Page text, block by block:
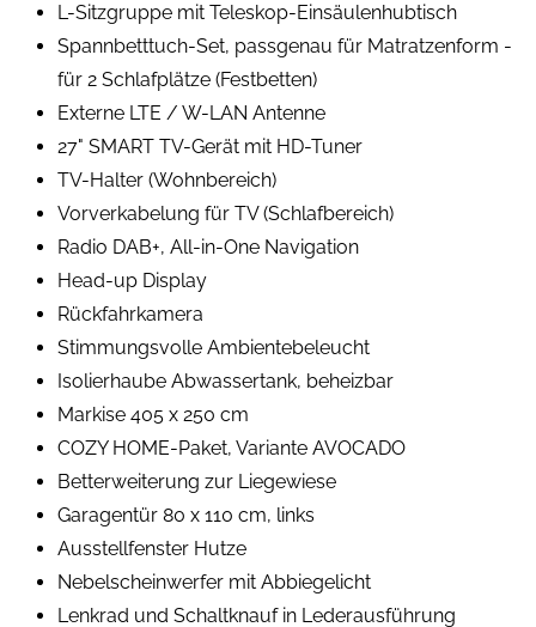
L-Sitzgruppe mit Teleskop-Einsäulenhubtisch
Spannbetttuch-Set, passgenau für Matratzenform -
für 2 Schlafplätze (Festbetten)
Externe LTE / W-LAN Antenne
27" SMART TV-Gerät mit HD-Tuner
TV-Halter (Wohnbereich)
Vorverkabelung für TV (Schlafbereich)
Radio DAB+, All-in-One Navigation
Head-up Display
Rückfahrkamera
Stimmungsvolle Ambientebeleucht
Isolierhaube Abwassertank, beheizbar
Markise 405 x 250 cm
COZY HOME-Paket, Variante AVOCADO
Betterweiterung zur Liegewiese
Garagentür 80 x 110 cm, links
Ausstellfenster Hutze
Nebelscheinwerfer mit Abbiegelicht
Lenkrad und Schaltknauf in Lederausführung